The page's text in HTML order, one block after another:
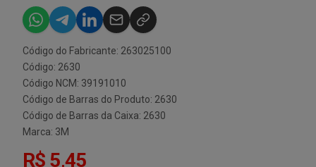
Código do Fabricante: 263025100
Código: 2630
Código NCM: 39191010
Código de Barras do Produto: 2630
Código de Barras da Caixa: 2630
Marca: 3M
R$ 5,45